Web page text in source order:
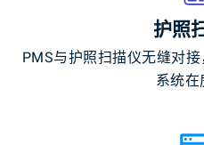
护照
PMS与护照扫描仪无缝对
系统在